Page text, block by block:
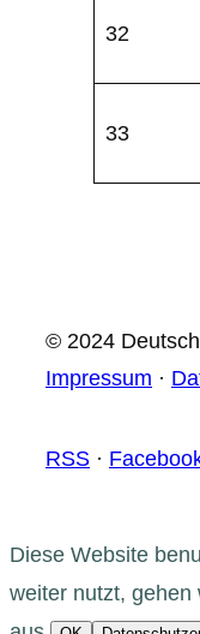
32
33
© 2024
Impressum ·
RSS ·
Diese Website
weiter nutzt,